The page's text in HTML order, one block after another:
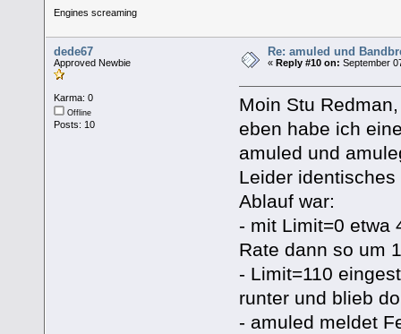
Engines screaming
dede67
Approved Newbie
Karma: 0
Offline
Posts: 10
Re: amuled und
«Reply #10 on: September
Moin Stu Redman,
eben habe ich
amuled und
Leider
Ablauf war:
- mit Limit=0 etwa
Rate dann so um
- Limit=110
runter und blieb
- amuled meldet